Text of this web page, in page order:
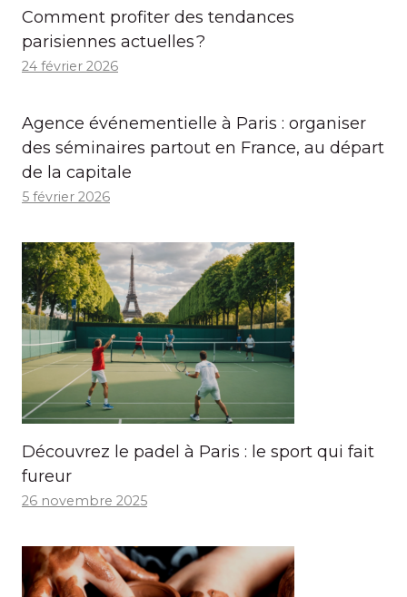
Comment profiter des tendances
parisiennes actuelles ?
24 février 2026
Agence événementielle à Paris : organiser
des séminaires partout en France, au départ
de la capitale
5 février 2026
Découvrez le padel à Paris : le sport qui fait
fureur
26 novembre 2025